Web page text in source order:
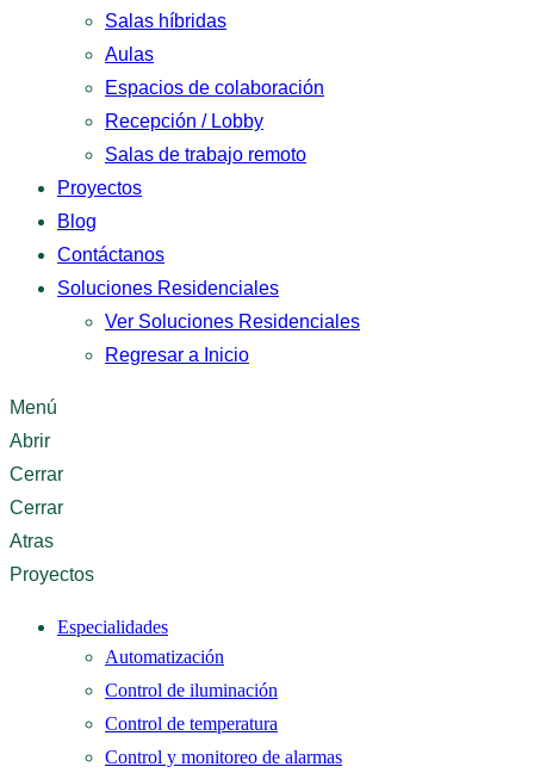
Salas híbridas
Aulas
Espacios de colaboración
Recepción / Lobby
Salas de trabajo remoto
Proyectos
Blog
Contáctanos
Soluciones Residenciales
Ver Soluciones Residenciales
Regresar a Inicio
Menú
Abrir
Cerrar
Cerrar
Atras
Proyectos
Especialidades
Automatización
Control de iluminación
Control de temperatura
Control y monitoreo de alarmas